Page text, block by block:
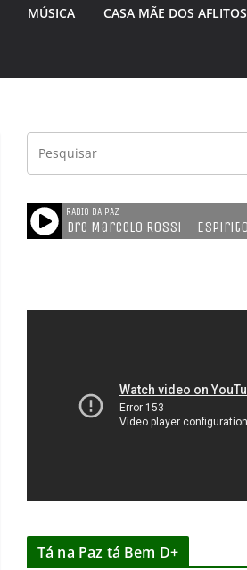
MÚSICA CASA MÃE DOS AFLITOS
Tá na Paz tá Bem D+